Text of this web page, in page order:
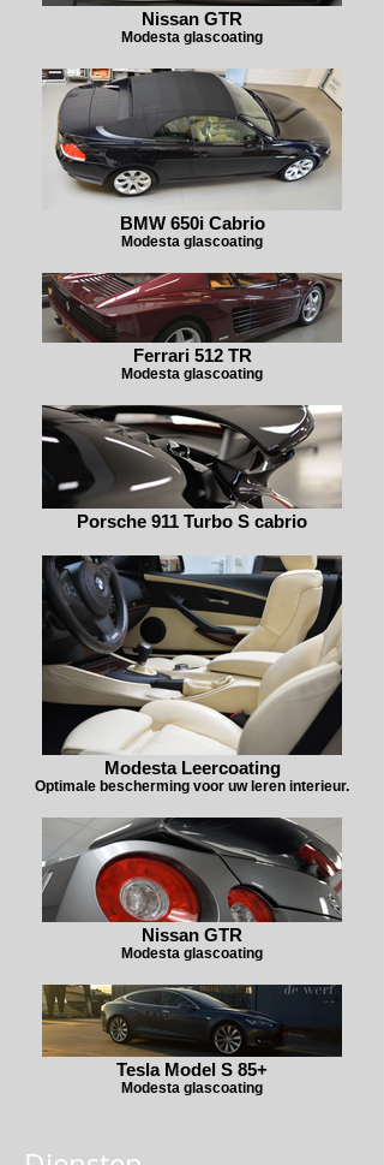
Nissan GTR
Modesta glascoating
BMW 650i Cabrio
Modesta glascoating
Ferrari 512 TR
Modesta glascoating
Porsche 911 Turbo S cabrio
Modesta Leercoating
Optimale bescherming voor uw leren interieur.
Nissan GTR
Modesta glascoating
Tesla Model S 85+
Modesta glascoating